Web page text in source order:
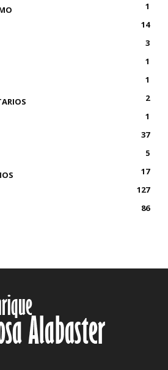
1
14
3
1
1
2
1
37
5
17
127
86